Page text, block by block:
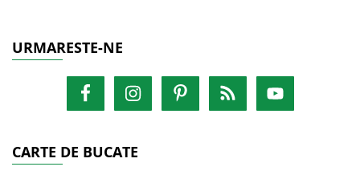
URMARESTE-NE
CARTE DE BUCATE